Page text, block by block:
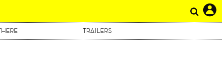
TRAILERS